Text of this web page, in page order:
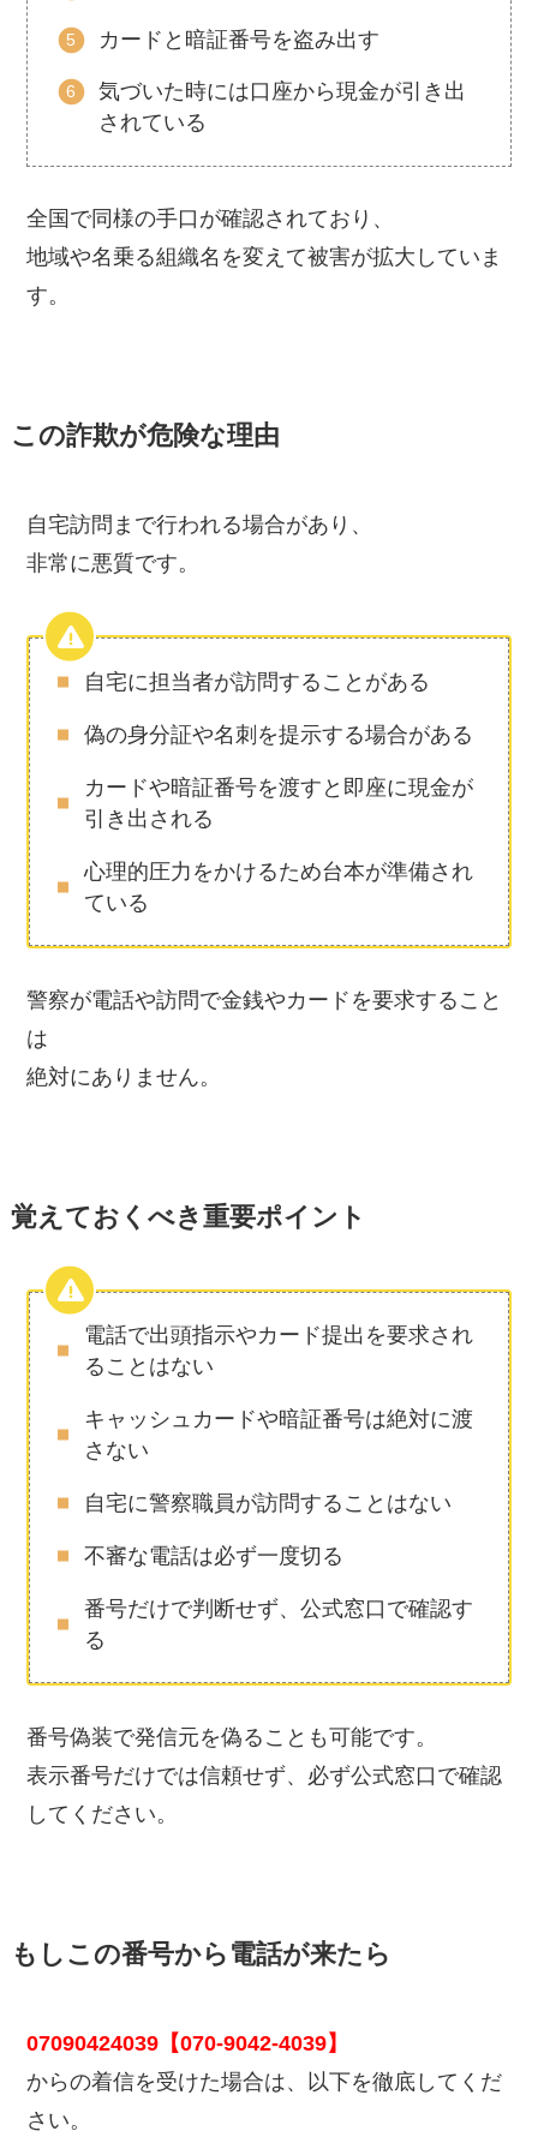
カードと暗証番号を盗み出す
気づいた時には口座から現金が引き出
されている
全国で同様の手口が確認されており、
地域や名乗る組織名を変えて被害が拡大していま
す。
この詐欺が危険な理由
自宅訪問まで行われる場合があり、
非常に悪質です。
自宅に担当者が訪問することがある
偽の身分証や名刺を提示する場合がある
カードや暗証番号を渡すと即座に現金が
引き出される
心理的圧力をかけるため台本が準備され
ている
警察が電話や訪問で金銭やカードを要求すること
は
絶対にありません。
覚えておくべき重要ポイント
電話で出頭指示やカード提出を要求され
ることはない
キャッシュカードや暗証番号は絶対に渡
さない
自宅に警察職員が訪問することはない
不審な電話は必ず一度切る
番号だけで判断せず、公式窓口で確認す
る
番号偽装で発信元を偽ることも可能です。
表示番号だけでは信頼せず、必ず公式窓口で確認
してください。
もしこの番号から電話が来たら
07090424039【070-9042-4039】
からの着信を受けた場合は、以下を徹底してくだ
さい。